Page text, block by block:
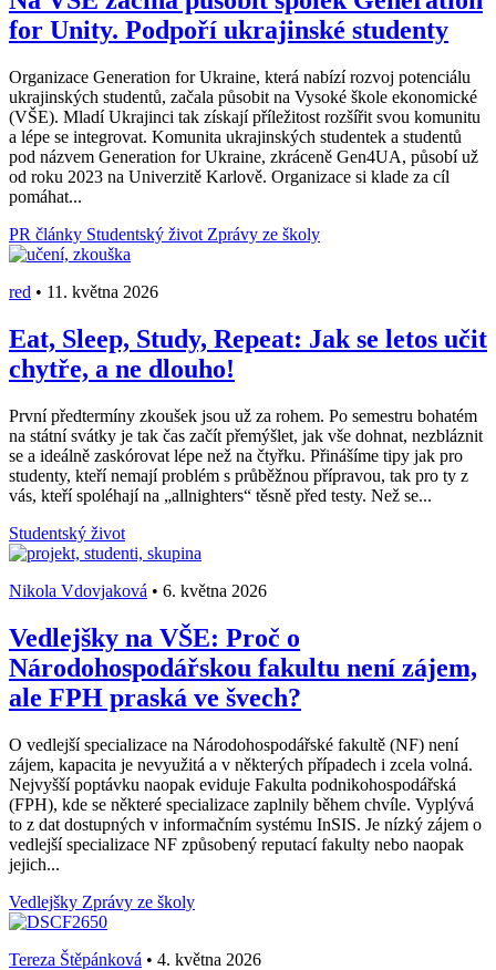
for Unity. Podpoří ukrajinské studenty
Organizace Generation for Ukraine, která nabízí rozvoj potenciálu
ukrajinských studentů, začala působit na Vysoké škole ekonomické
(VŠE). Mladí Ukrajinci tak získají příležitost rozšířit svou komunitu
a lépe se integrovat. Komunita ukrajinských studentek a studentů
pod názvem Generation for Ukraine, zkráceně Gen4UA, působí už
od roku 2023 na Univerzitě Karlově. Organizace si klade za cíl
pomáhat...
PR články Studentský život Zprávy ze školy
red • 11. května 2026
Eat, Sleep, Study, Repeat: Jak se letos učit
chytře, a ne dlouho!
První předtermíny zkoušek jsou už za rohem. Po semestru bohatém
na státní svátky je tak čas začít přemýšlet, jak vše dohnat, nezbláznit
se a ideálně zaskórovat lépe než na čtyřku. Přinášíme tipy jak pro
studenty, kteří nemají problém s průběžnou přípravou, tak pro ty z
vás, kteří spoléhají na „allnighters“ těsně před testy. Než se...
Studentský život
Nikola Vdovjaková • 6. května 2026
Vedlejšky na VŠE: Proč o
Národohospodářskou fakultu není zájem,
ale FPH praská ve švech?
O vedlejší specializace na Národohospodářské fakultě (NF) není
zájem, kapacita je nevyužitá a v některých případech i zcela volná.
Nejvyšší poptávku naopak eviduje Fakulta podnikohospodářská
(FPH), kde se některé specializace zaplnily během chvíle. Vyplývá
to z dat dostupných v informačním systému InSIS. Je nízký zájem o
vedlejší specializace NF způsobený reputací fakulty nebo naopak
jejich...
Vedlejšky Zprávy ze školy
Tereza Štěpánková • 4. května 2026